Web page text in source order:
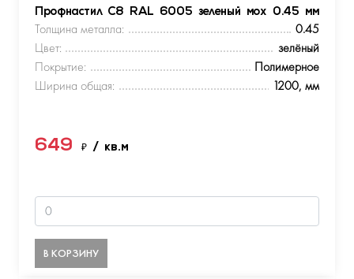
Профнастил С8 RAL 6005 зеленый мох 0.45 мм
Толщина металла:
0.45
Цвет:
зелёный
Покрытие:
Полимерное
Ширина общая:
1200, мм
649 ₽ / кв.м
В КОРЗИНУ